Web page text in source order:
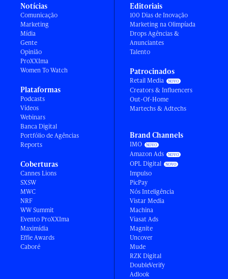
Notícias
Comunicação
Marketing
Mídia
Gente
Opinião
ProXXIma
Women To Watch
Plataformas
Podcasts
Vídeos
Webinars
Banca Digital
Portfólio de Agências
Reports
Coberturas
Cannes Lions
SXSW
MWC
NRF
WW Summit
Evento ProXXIma
Maximídia
Effie Awards
Caboré
Editoriais
100 Dias de Inovação
Marketing na Olimpíada
Drops Agências &
Anunciantes
Talento
Patrocinados
Retail Media
Creators & Influencers
Out-Of-Home
Martechs & Adtechs
Brand Channels
IMO
Amazon Ads
OPL Digital
Impulso
PicPay
Nós Inteligência
Vistar Media
Machina
Viasat Ads
Magnite
Uncover
Mude
RZK Digital
DoubleVerify
Adlook